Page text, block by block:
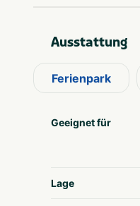
liegen also direkt
Ausstattung
Ferienpark
Geeignet für
Lage